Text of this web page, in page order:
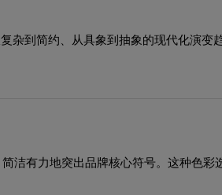
到简约、从具象到抽象的现代化演变
洁有力地突出品牌核心符号。这种色彩